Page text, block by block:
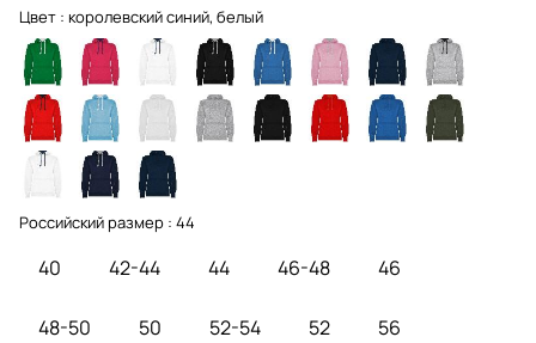
Цвет : королевский синий, белый
Российский размер : 44
40 42-44 44 46-48 46
48-50 50 52-54 52 56